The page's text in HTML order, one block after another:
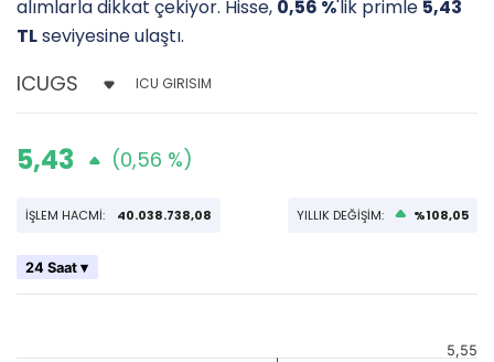
alımlarla dikkat çekiyor. Hisse, 0,56 %'lik primle 5,43
TLseviyesine ulaştı.
ICU GIRISIM
5,43 (0,56 %)
İŞLEM HACMİ: 40.038.738,08 YILLIK DEĞİŞİM: %108,05
24 Saat ▾
5,55